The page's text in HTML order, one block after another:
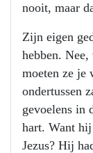
nooit, maar
Zijn eigen
hebben.
moeten ze je
ondertussen
gevoelens in
hart. Want
Jezus? Hij